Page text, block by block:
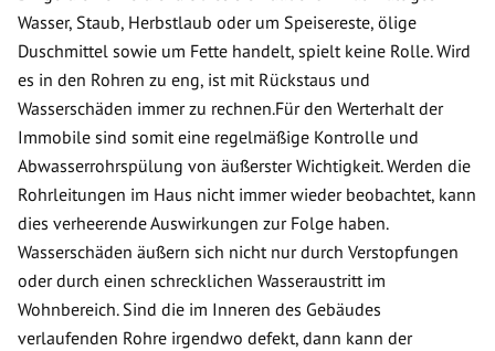
Wasser, Staub, Herbstlaub oder um Speisereste, ölige
Duschmittel sowie um Fette handelt, spielt keine Rolle. Wird
es in den Rohren zu eng, ist mit Rückstaus und
Wasserschäden immer zu rechnen.Für den Werterhalt der
Immobile sind somit eine regelmäßige Kontrolle und
Abwasserrohrspülung von äußerster Wichtigkeit. Werden die
Rohrleitungen im Haus nicht immer wieder beobachtet, kann
dies verheerende Auswirkungen zur Folge haben.
Wasserschäden äußern sich nicht nur durch Verstopfungen
oder durch einen schrecklichen Wasseraustritt im
Wohnbereich. Sind die im Inneren des Gebäudes
verlaufenden Rohre irgendwo defekt, dann kann der